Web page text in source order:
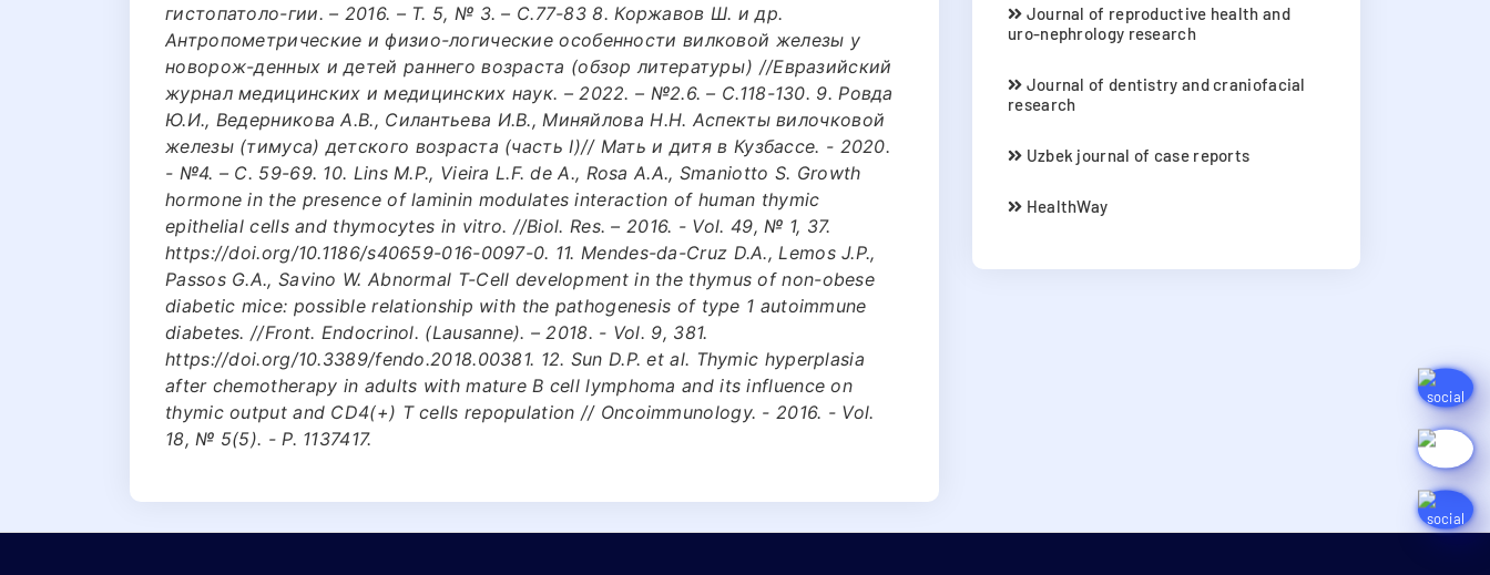
гистопатоло-гии. – 2016. – Т. 5, № 3. – С.77-83 8. Коржавов Ш. и др.
Антропометрические и физио-логические особенности вилковой железы у
новорож-денных и детей раннего возраста (обзор литературы) //Евразийский
журнал медицинских и медицинских наук. – 2022. – №2.6. – С.118-130. 9. Ровда
Ю.И., Ведерникова А.В., Силантьева И.В., Миняйлова Н.Н. Аспекты вилочковой
железы (тимуса) детского возраста (часть I)// Мать и дитя в Кузбассе. - 2020.
- №4. – С. 59-69. 10. Lins M.P., Vieira L.F. de A., Rosa A.A., Smaniotto S. Growth
hormone in the presence of laminin modulates interaction of human thymic
epithelial cells and thymocytes in vitro. //Biol. Res. – 2016. - Vol. 49, № 1, 37.
https://doi.org/10.1186/s40659-016-0097-0. 11. Mendes-da-Cruz D.A., Lemos J.P.,
Passos G.A., Savino W. Abnormal T-Cell development in the thymus of non-obese
diabetic mice: possible relationship with the pathogenesis of type 1 autoimmune
diabetes. //Front. Endocrinol. (Lausanne). – 2018. - Vol. 9, 381.
https://doi.org/10.3389/fendo.2018.00381. 12. Sun D.P. et al. Thymic hyperplasia
after chemotherapy in adults with mature B cell lymphoma and its influence on
thymic output and CD4(+) T cells repopulation // Oncoimmunology. - 2016. - Vol.
18, № 5(5). - P. 1137417.
Journal of reproductive health and
uro-nephrology research
Journal of dentistry and craniofacial
research
Uzbek journal of case reports
HealthWay